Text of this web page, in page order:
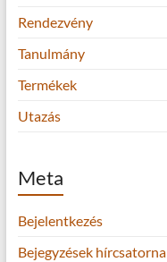
Rendezvény
Tanulmány
Termékek
Utazás
Meta
Bejelentkezés
Bejegyzések hírcsatorna